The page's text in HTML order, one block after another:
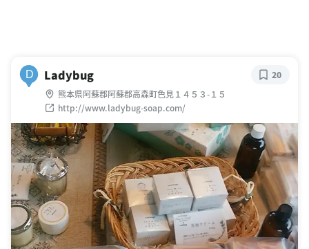
D Ladybug
熊本県阿蘇郡阿蘇郡高森町色見１４５３-１５
http://www.ladybug-soap.com/
20